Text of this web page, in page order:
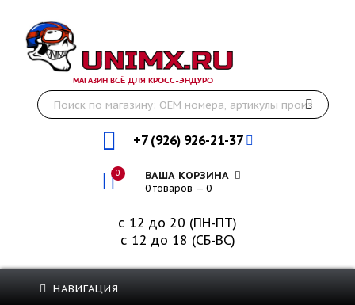
МАГАЗИН ВСЁ ДЛЯ КРОСС-ЭНДУРО
+7 (926) 926-21-37
0 ВАША КОРЗИНА
0 товаров — 0
с 12 до 20 (ПН-ПТ)
с 12 до 18 (СБ-ВС)
НАВИГАЦИЯ